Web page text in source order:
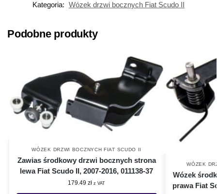
Kategoria: Wózek drzwi bocznych Fiat Scudo II
Podobne produkty
WÓZEK DRZWI BOCZNYCH FIAT SCUDO II
Zawias środkowy drzwi bocznych strona
lewa Fiat Scudo II, 2007-2016, 011138-37
179.49zł z VAT
WÓZEK
Wózek
prawa Fiat